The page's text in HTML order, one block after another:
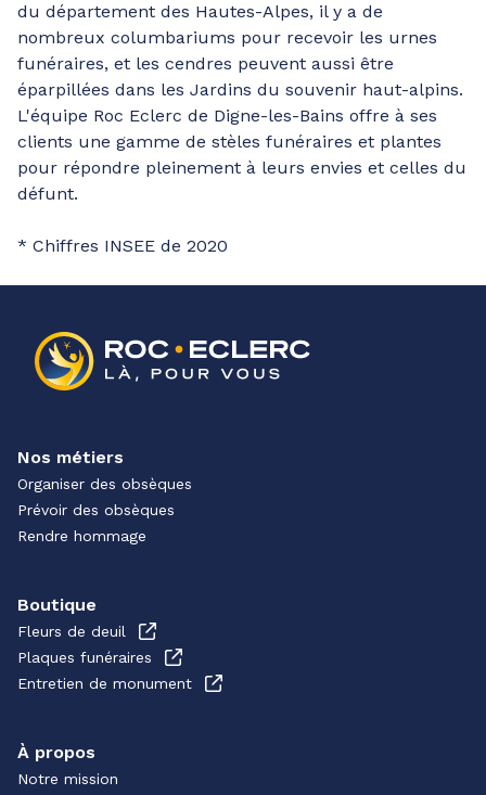
du département des Hautes-Alpes, il y a de
nombreux columbariums pour recevoir les urnes
funéraires, et les cendres peuvent aussi être
éparpillées dans les Jardins du souvenir haut-alpins.
L'équipe Roc Eclerc de Digne-les-Bains offre à ses
clients une gamme de stèles funéraires et plantes
pour répondre pleinement à leurs envies et celles du
défunt.
* Chiffres INSEE de 2020
Nos métiers
Organiser des obsèques
Prévoir des obsèques
Rendre hommage
Boutique
Fleurs de deuil
Plaques funéraires
Entretien de monument
À propos
Notre mission